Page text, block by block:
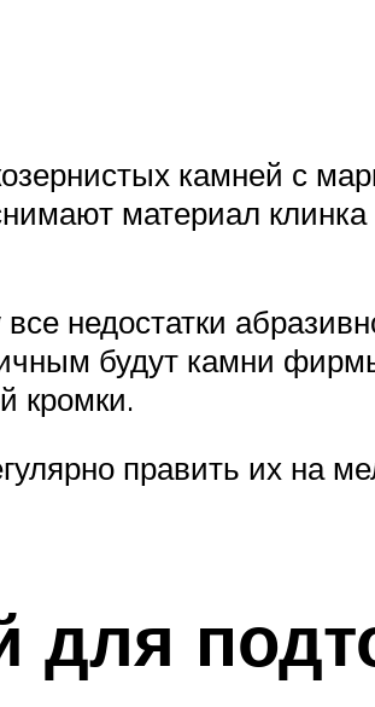
камней с
материал
недостатки
будут камни
кромки.
править их на